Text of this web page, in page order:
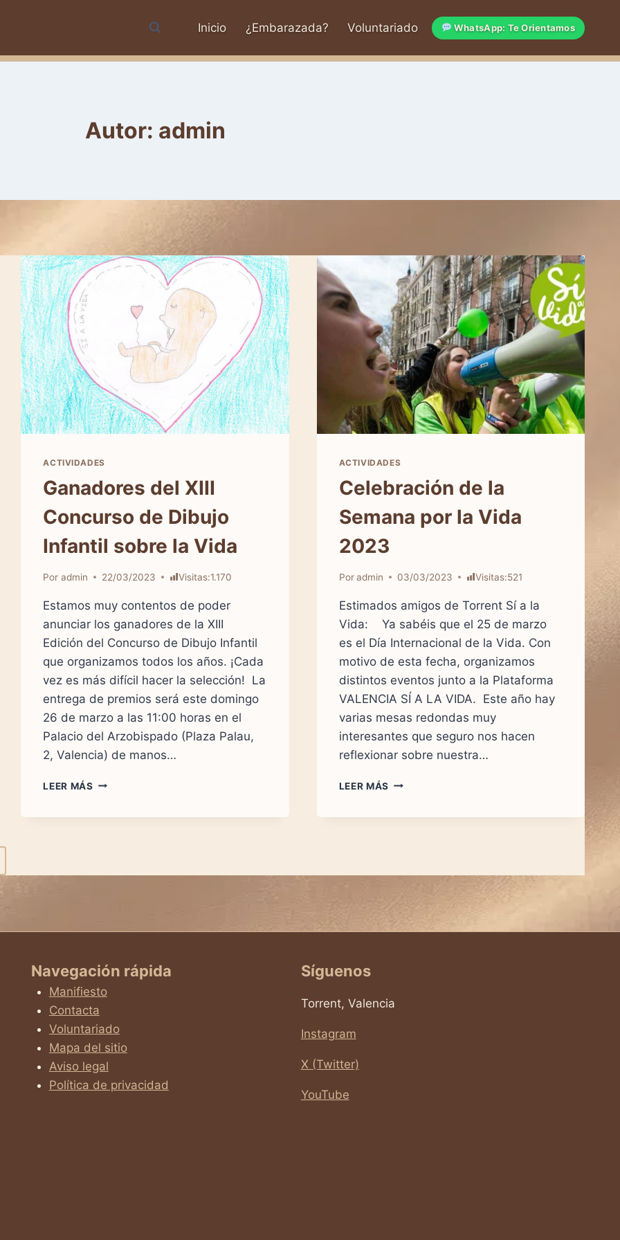
Inicio ¿Embarazada? Voluntariado WhatsApp: Te Orientamos
Autor: admin
ACTIVIDADES
Ganadores del XIII
Concurso de Dibujo
Infantil sobre la Vida
Por admin 22/03/2023 Visitas:1.170
Estamos muy contentos de poder
anunciar los ganadores de la XIII
Edición del Concurso de Dibujo Infantil
que organizamos todos los años. ¡Cada
vez es más difícil hacer la selección! La
entrega de premios será este domingo
26 de marzo a las 11:00 horas en el
Palacio del Arzobispado (Plaza Palau,
2, Valencia) de manos…
LEER MÁS GANADORES
ACTIVIDADES
Celebración de la
Semana por la Vida
2023
Por admin 03/03/2023 Visitas:521
Estimados amigos de Torrent Sí a la
Vida: Ya sabéis que el 25 de marzo
es el Día Internacional de la Vida. Con
motivo de esta fecha, organizamos
distintos eventos junto a la Plataforma
VALENCIA SÍ A LA VIDA. Este año hay
varias mesas redondas muy
interesantes que seguro nos hacen
reflexionar sobre nuestra…
LEER MÁS CELEBRACIÓN
Navegación rápida
Manifiesto
Contacta
Voluntariado
Mapa del sitio
Aviso legal
Política de privacidad
Síguenos
Torrent, Valencia
Instagram
X (Twitter)
YouTube